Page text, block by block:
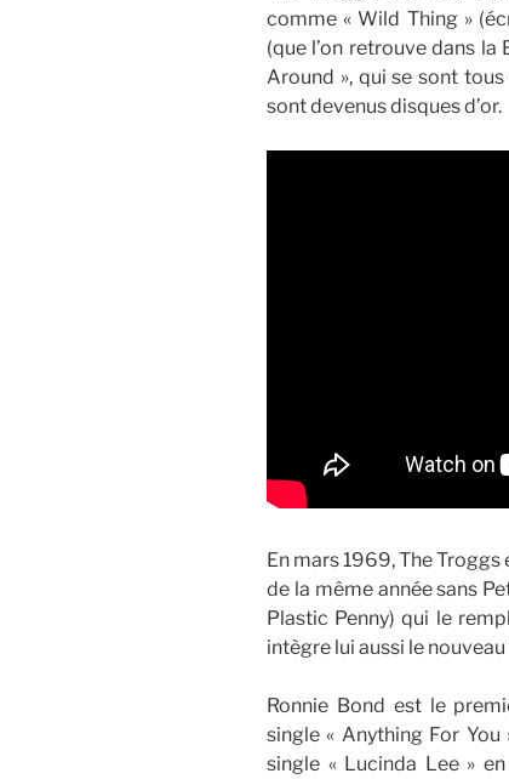
comme « Wild Thing »
(que l’on retrouve dans la
Around », qui se sont
sont devenus disques d’or.
En mars 1969, The
de la même année sans
Plastic Penny) qui le
intègre lui aussi le
Ronnie Bond est le
single « Anything For
single « Lucinda Lee »